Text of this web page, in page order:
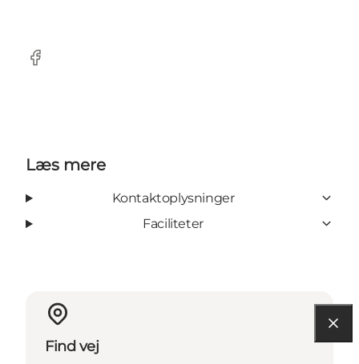
Facebook
Læs mere
Kontaktoplysninger
Faciliteter
Find vej